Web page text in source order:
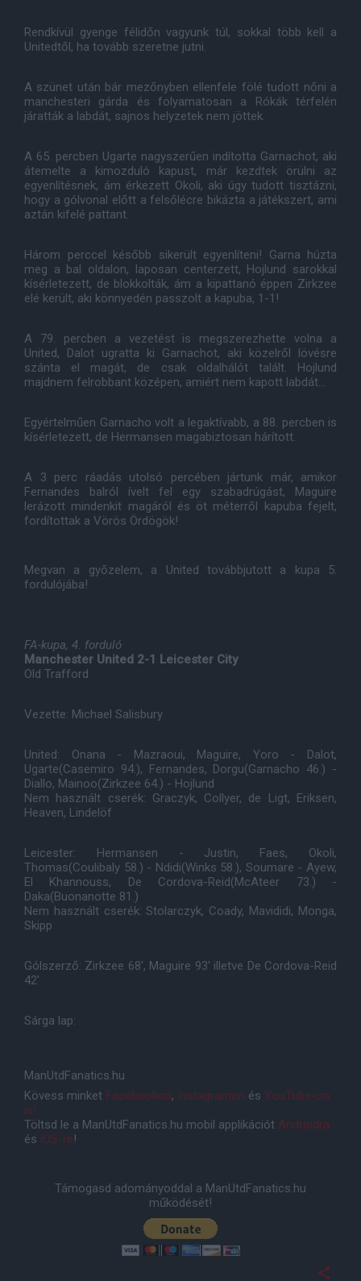
Rendkívül gyenge félidőn vagyunk túl, sokkal több kell a
Unitedtől, ha tovább szeretne jutni.
A szünet után bár mezőnyben ellenfele fölé tudott nőni a
manchesteri gárda és folyamatosan a Rókák térfelén
járatták a labdát, sajnos helyzetek nem jöttek.
A 65. percben Ugarte nagyszerűen indította Garnachot, aki
átemelte a kimozduló kapust, már kezdtek örülni az
egyenlítésnek, ám érkezett Okoli, aki úgy tudott tisztázni,
hogy a gólvonal előtt a felsőlécre bikázta a játékszert, ami
aztán kifelé pattant.
Három perccel később sikerült egyenlíteni! Garna húzta
meg a bal oldalon, laposan centerzett, Hojlund sarokkal
kísérletezett, de blokkolták, ám a kipattanó éppen Zirkzee
elé került, aki könnyedén passzolt a kapuba, 1-1!
A 79. percben a vezetést is megszerezhette volna a
United, Dalot ugratta ki Garnachot, aki közelről lövésre
szánta el magát, de csak oldalhálót talált. Hojlund
majdnem felrobbant középen, amiért nem kapott labdát...
Egyértelműen Garnacho volt a legaktívabb, a 88. percben is
kísérletezett, de Hermansen magabiztosan hárított.
A 3 perc ráadás utolsó percében jártunk már, amikor
Fernandes balról ívelt fel egy szabadrúgást, Maguire
lerázott mindenkit magáról és öt méterről kapuba fejelt,
fordítottak a Vörös Ördögök!
Megvan a győzelem, a United továbbjutott a kupa 5.
fordulójába!
FA-kupa, 4. forduló
Manchester United 2-1 Leicester City
Old Trafford
Vezette: Michael Salisbury
United: Onana - Mazraoui, Maguire, Yoro - Dalot,
Ugarte(Casemiro 94.), Fernandes, Dorgu(Garnacho 46.) -
Diallo, Mainoo(Zirkzee 64.) - Hojlund
Nem használt cserék: Graczyk, Collyer, de Ligt, Eriksen,
Heaven, Lindelöf
Leicester: Hermansen - Justin, Faes, Okoli,
Thomas(Coulibaly 58.) - Ndidi(Winks 58.), Soumare - Ayew,
El Khannouss, De Cordova-Reid(McAteer 73.) -
Daka(Buonanotte 81.)
Nem használt cserék: Stolarczyk, Coady, Mavididi, Monga,
Skipp
Gólszerző: Zirkzee 68', Maguire 93' illetve De Cordova-Reid
42'
Sárga lap:
ManUtdFanatics.hu
Kövess minket Facebookon, Instagramon és YouTube-on
is!
Töltsd le a ManUtdFanatics.hu mobil applikációt Androidra
és iOS-re!
Támogasd adományoddal a ManUtdFanatics.hu
működését!